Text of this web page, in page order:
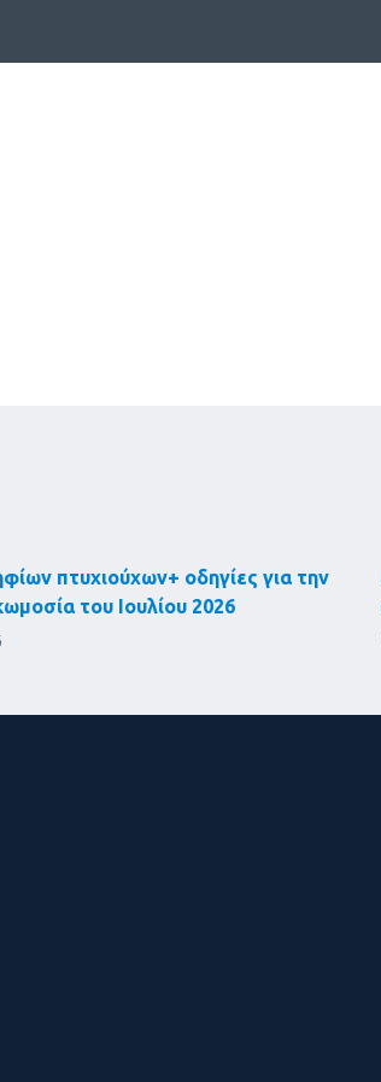
πτυχιούχων+ οδηγίες για την
του Ιουλίου 2026